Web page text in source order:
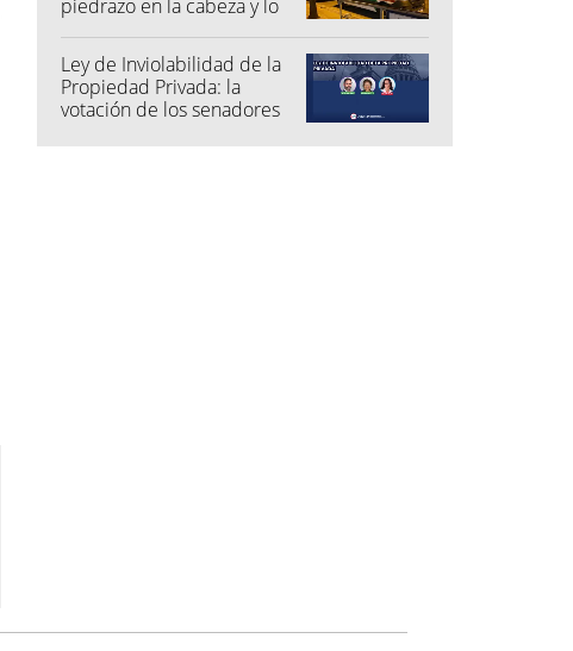
piedrazo en la cabeza y lo
Ley de Inviolabilidad de la
Propiedad Privada: la
votación de los senadores